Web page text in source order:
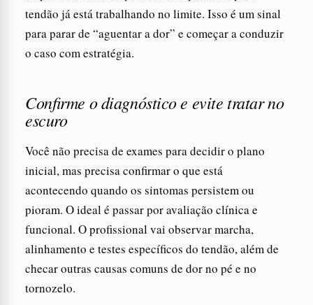
tendão já está trabalhando no limite. Isso é um sinal
para parar de “aguentar a dor” e começar a conduzir
o caso com estratégia.
Confirme o diagnóstico e evite tratar no
escuro
Você não precisa de exames para decidir o plano
inicial, mas precisa confirmar o que está
acontecendo quando os sintomas persistem ou
pioram. O ideal é passar por avaliação clínica e
funcional. O profissional vai observar marcha,
alinhamento e testes específicos do tendão, além de
checar outras causas comuns de dor no pé e no
tornozelo.